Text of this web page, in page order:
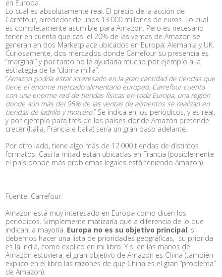
en Europa.
Lo cual es absolutamente real. El precio de la acción de
Carrefour, alrededor de unos 13.000 millones de euros. Lo cual
es completamente asumible para Amazon. Pero es necesario
tener en cuenta que casi el 20% de las ventas de Amazon se
generan en dos Marketplace ubicados en Europa: Alemania y UK.
Curiosamente, dos mercados donde Carrefour su presencia es
“marginal” y por tanto no le ayudaría mucho por ejemplo a la
estrategia de la “última milla”.
“Amazon podría estar interesado en la gran cantidad de tiendas que
tiene el enorme mercado alimentario europeo. Carrefour cuenta
con una enorme red de tiendas físicas en toda Europa, una región
donde aún más del 95% de las ventas de alimentos se realizan en
tiendas de ladrillo y mortero.” Se indica en los periódicos, y es real,
y por ejemplo para tres de los países donde Amazon pretende
crecer (Italia, Francia e Italia) sería un gran paso adelante.
Por otro lado, tiene algo más de 12.000 tiendas de distintos
formatos. Casi la mitad están ubicadas en Francia (posiblemente
el país donde más problemas legales está teniendo Amazon)
Fuente: Carrefour.
Amazon está muy interesado en Europa como dicen los
periódicos. Simplemente matizaría que a diferencia de lo que
indican la mayoría, Europa no es su objetivo principal, si
debemos hacer una lista de prioridades geográficas, su priorida
es la India, como explico en mi libro. Y si en las manos de
Amazon estuviera, el gran objetivo de Amazon es China (también
explico en el libro las razones de que China es el gran “problema”
de Amazon).